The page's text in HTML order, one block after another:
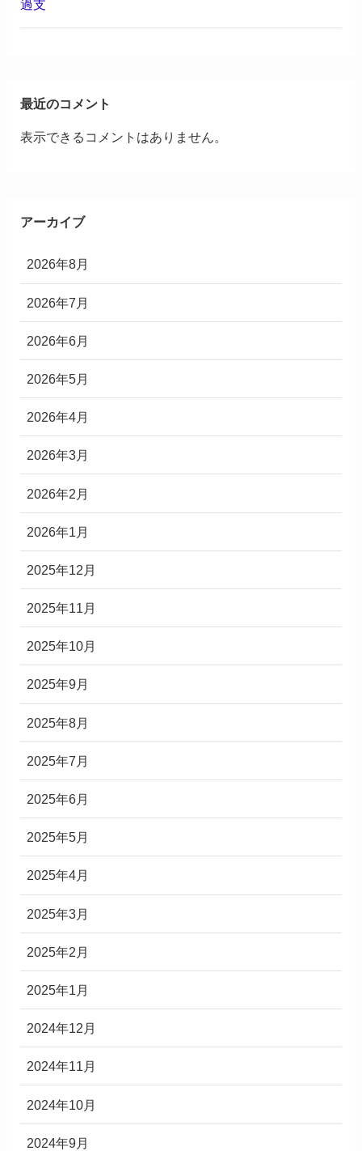
過支
最近のコメント
表示できるコメントはありません。
アーカイブ
2026年8月
2026年7月
2026年6月
2026年5月
2026年4月
2026年3月
2026年2月
2026年1月
2025年12月
2025年11月
2025年10月
2025年9月
2025年8月
2025年7月
2025年6月
2025年5月
2025年4月
2025年3月
2025年2月
2025年1月
2024年12月
2024年11月
2024年10月
2024年9月